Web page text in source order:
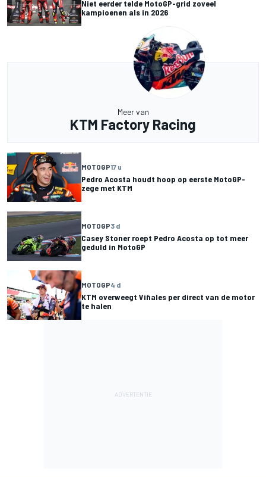
Niet eerder telde MotoGP-grid zoveel
kampioenen als in 2026
Meer van
KTM Factory Racing
MOTOGP17 u
Pedro Acosta houdt hoop op eerste MotoGP-
zege met KTM
MOTOGP3 d
Casey Stoner roept Pedro Acosta op tot meer
geduld in MotoGP
MOTOGP4 d
KTM overweegt Viñales per direct van de motor
te halen